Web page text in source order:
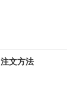
注文方法